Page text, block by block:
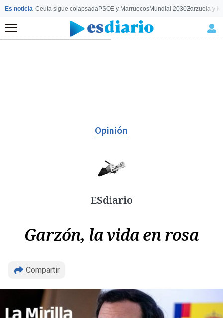
Es noticia Ceuta sigue colapsadaPSOE y MarruecosMundial 2030Zarzuela y
Menú
Opinión
ESdiario
Garzón, la vida en rosa
Compartir
Copiar